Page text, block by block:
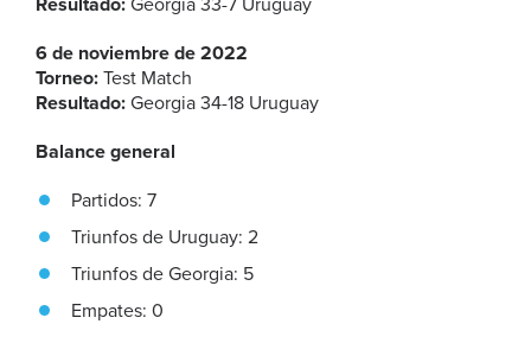
Resultado: Georgia 33-7 Uruguay
6 de noviembre de 2022
Torneo: Test Match
Resultado: Georgia 34-18 Uruguay
Balance general
Partidos: 7
Triunfos de Uruguay: 2
Triunfos de Georgia: 5
Empates: 0